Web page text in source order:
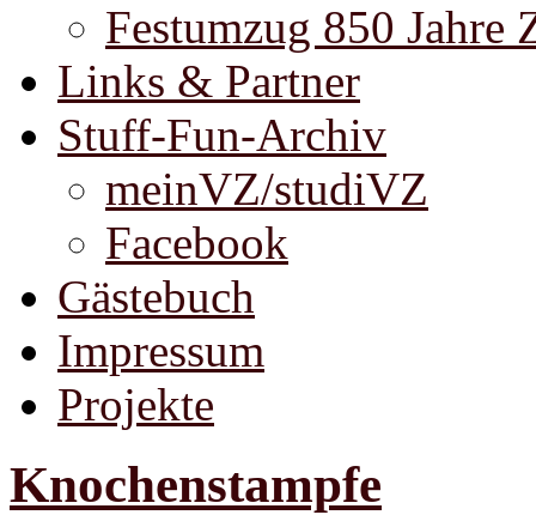
Festumzug 850 Jahre
Links & Partner
Stuff-Fun-Archiv
meinVZ/studiVZ
Facebook
Gästebuch
Impressum
Projekte
Knochenstampfe